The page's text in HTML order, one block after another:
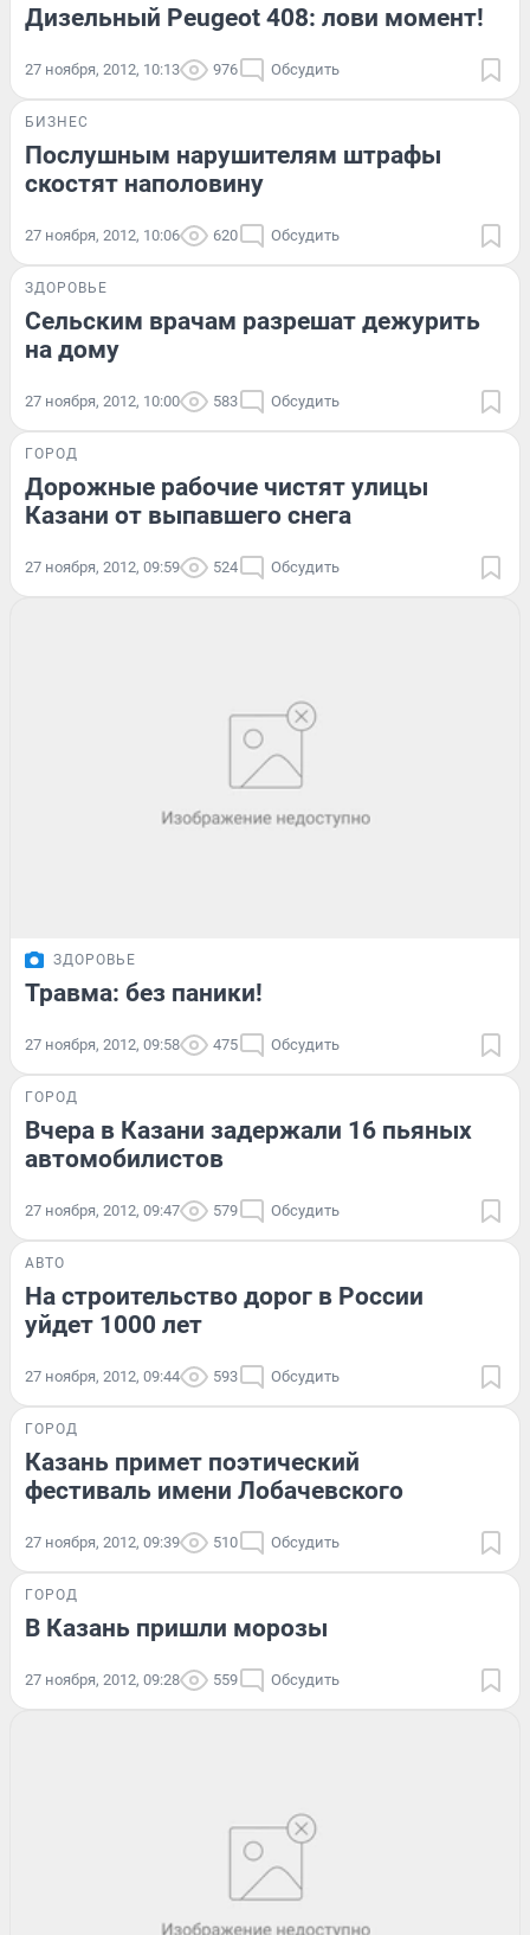
Дизельный Peugeot 408: лови момент!
27 ноября, 2012, 10:13 976 Обсудить
БИЗНЕС
Послушным нарушителям штрафы
скостят наполовину
27 ноября, 2012, 10:06 620 Обсудить
ЗДОРОВЬЕ
Сельским врачам разрешат дежурить
на дому
27 ноября, 2012, 10:00 583 Обсудить
ГОРОД
Дорожные рабочие чистят улицы
Казани от выпавшего снега
27 ноября, 2012, 09:59 524 Обсудить
ЗДОРОВЬЕ
Травма: без паники!
27 ноября, 2012, 09:58 475 Обсудить
ГОРОД
Вчера в Казани задержали 16 пьяных
автомобилистов
27 ноября, 2012, 09:47 579 Обсудить
АВТО
На строительство дорог в России
уйдет 1000 лет
27 ноября, 2012, 09:44 593 Обсудить
ГОРОД
Казань примет поэтический
фестиваль имени Лобачевского
27 ноября, 2012, 09:39 510 Обсудить
ГОРОД
В Казань пришли морозы
27 ноября, 2012, 09:28 559 Обсудить